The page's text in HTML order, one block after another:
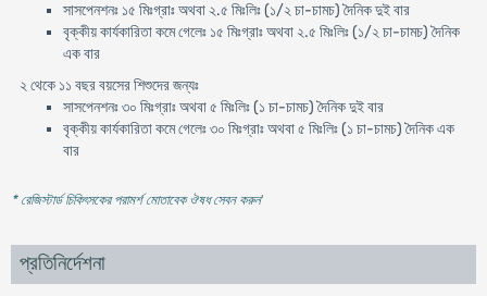
সাসপেনশনঃ ১৫ মিঃগ্রাঃ অথবা ২.৫ মিঃলিঃ (১/২ চা-চামচ) দৈনিক দুই বার
বৃক্কীয় কার্যকারিতা কমে গেলেঃ ১৫ মিঃগ্রাঃ অথবা ২.৫ মিঃলিঃ (১/২ চা-চামচ) দৈনিক
এক বার
২ থেকে ১১ বছর বয়সের শিশুদের জন্যঃ
সাসপেনশনঃ ৩০ মিঃগ্রাঃ অথবা ৫ মিঃলিঃ (১ চা-চামচ) দৈনিক দুই বার
বৃক্কীয় কার্যকারিতা কমে গেলেঃ ৩০ মিঃগ্রাঃ অথবা ৫ মিঃলিঃ (১ চা-চামচ) দৈনিক এক
বার
* রেজিস্টার্ড চিকিৎসকের পরামর্শ মোতাবেক ঔষধ সেবন করুন'
প্রতিনির্দেশনা